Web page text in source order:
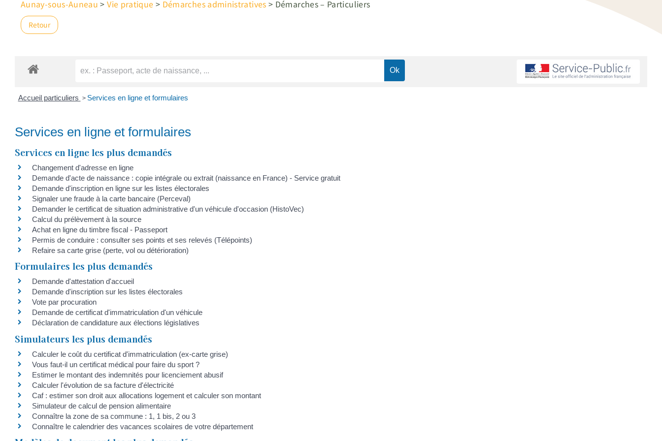
Aunay-sous-Auneau >Vie pratique > Démarches administratives > Démarches – Particuliers
Retour
Accueil particuliers > Services en ligne et formulaires
Services en ligne et formulaires
Services en ligne les plus demandés
Changement d'adresse en ligne
Demande d'acte de naissance : copie intégrale ou extrait (naissance en France) - Service gratuit
Demande d'inscription en ligne sur les listes électorales
Signaler une fraude à la carte bancaire (Perceval)
Demander le certificat de situation administrative d'un véhicule d'occasion (HistoVec)
Calcul du prélèvement à la source
Achat en ligne du timbre fiscal - Passeport
Permis de conduire : consulter ses points et ses relevés (Télépoints)
Refaire sa carte grise (perte, vol ou détérioration)
Formulaires les plus demandés
Demande d'attestation d'accueil
Demande d'inscription sur les listes électorales
Vote par procuration
Demande de certificat d'immatriculation d'un véhicule
Déclaration de candidature aux élections législatives
Simulateurs les plus demandés
Calculer le coût du certificat d'immatriculation (ex-carte grise)
Vous faut-il un certificat médical pour faire du sport ?
Estimer le montant des indemnités pour licenciement abusif
Calculer l'évolution de sa facture d'électricité
Caf : estimer son droit aux allocations logement et calculer son montant
Simulateur de calcul de pension alimentaire
Connaître la zone de sa commune : 1, 1 bis, 2 ou 3
Connaître le calendrier des vacances scolaires de votre département